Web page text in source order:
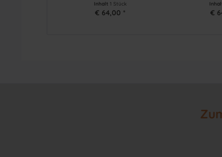
Inhalt 1 Stück
€ 64,00 * €